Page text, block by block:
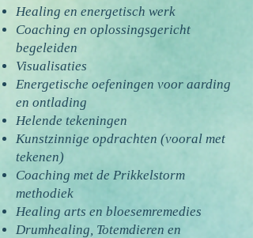
Healing en energetisch werk
Coaching en oplossingsgericht
begeleiden
Visualisaties
Energetische oefeningen voor aarding
en ontlading
Helende tekeningen
Kunstzinnige opdrachten (vooral met
tekenen)
Coaching met de Prikkelstorm
methodiek
Healing arts en bloesemremedies
Drumhealing, Totemdieren en